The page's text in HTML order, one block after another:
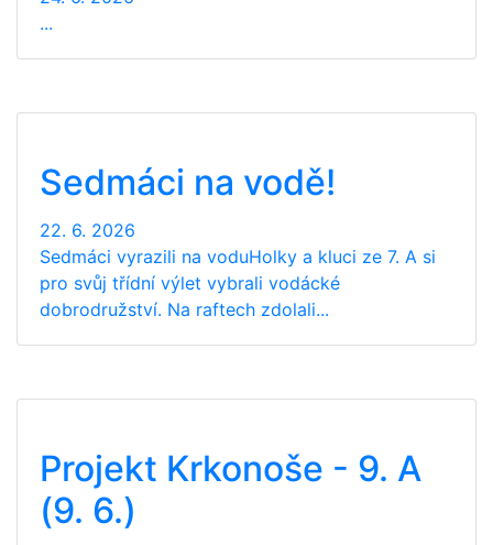
...
Sedmáci na vodě!
22. 6. 2026
Sedmáci vyrazili na voduHolky a kluci ze 7. A si
pro svůj třídní výlet vybrali vodácké
dobrodružství. Na raftech zdolali...
Projekt Krkonoše - 9. A
(9. 6.)